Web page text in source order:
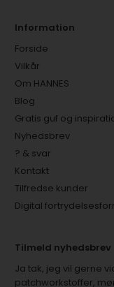
Information
Forside
Vilkår
Om HANNES
Blog
Gratis guf og
Nyhedsbrev
? & svar
Kontakt
Tilfredse kunder
Digital
Tilmeld nyhedsbrev
Ja tak, jeg vil gerne
patchworkstoffer,